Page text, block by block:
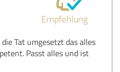
Empfehlung
Tat umgesetzt das alles
Passt alles und ist